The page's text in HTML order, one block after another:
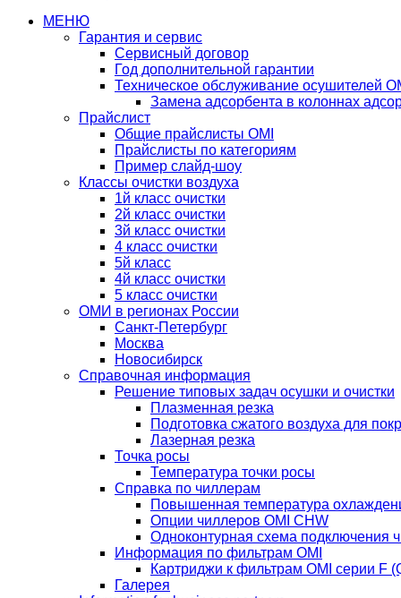
МЕНЮ
Гарантия и сервис
Сервисный договор
Год дополнительной гарантии
Техническое обслуживание осушителей
Замена адсорбента в колоннах
Прайслист
Общие прайслисты OMI
Прайслисты по категориям
Пример слайд-шоу
Классы очистки воздуха
1й класс очистки
2й класс очистки
3й класс очистки
4 класс очистки
5й класс
4й класс очистки
5 класс очистки
ОМИ в регионах России
Санкт-Петербург
Москва
Новосибирск
Справочная информация
Решение типовых задач осушки и очистки
Плазменная резка
Подготовка сжатого воздуха для
Лазерная резка
Точка росы
Температура точки росы
Справка по чиллерам
Повышенная температура
Опции чиллеров OMI CHW
Одноконтурная схема подключения
Информация по фильтрам OMI
Картриджи к фильтрам OMI серии F
Галерея